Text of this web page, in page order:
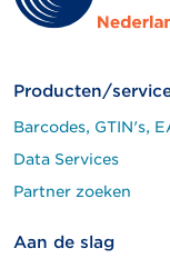
Producten/
Barcodes, GTIN's,
Data Services
Partner zoeken
Aan de slag